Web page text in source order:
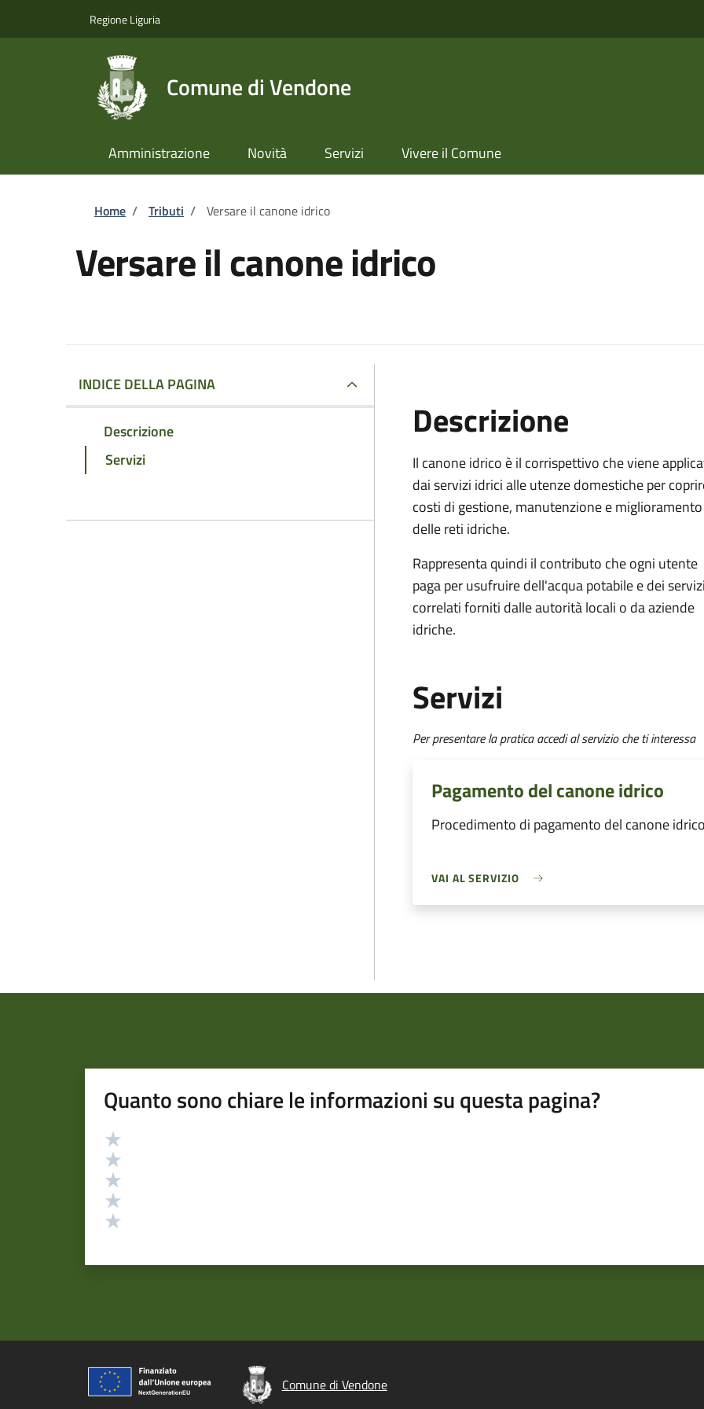
Regione Liguria
Comune di Vendone
Amministrazione Novità Servizi Vivere il Comune
Briciole di pane
Home / Tributi / Versare il canone idrico
Versare il canone idrico
INDICE DELLA PAGINA
Descrizione
Servizi
Descrizione
Il canone idrico è il corrispettivo che viene
dai servizi idrici alle utenze domestiche per
costi di gestione, manutenzione e miglioramento
delle reti idriche.
Rappresenta quindi il contributo che ogni utente
paga per usufruire dell'acqua potabile e dei
correlati forniti dalle autorità locali o da aziende
idriche.
Servizi
Per presentare la pratica accedi al servizio che ti interessa
Pagamento del canone idrico
Procedimento di pagamento del canone
VAI AL SERVIZIO
Quanto sono chiare le informazioni su questa pagina?
Valutazione
Comune di Vendone